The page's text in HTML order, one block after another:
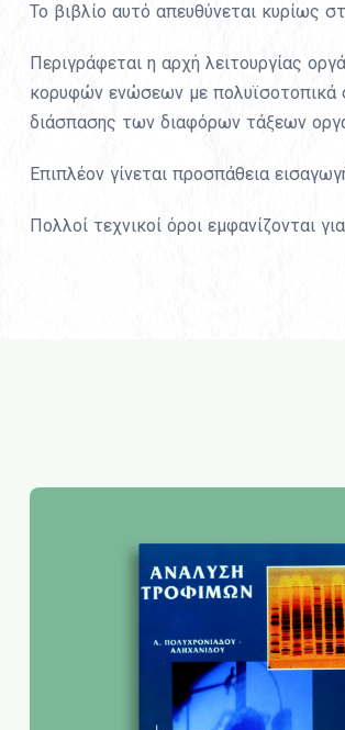
Το βιβλίο αυτό απευθύνεται κυρίως
Περιγράφεται η αρχή λειτουργίας
κορυφών ενώσεων με πολυϊσοτοπικά
διάσπασης των διαφόρων τάξεων
Επιπλέον γίνεται προσπάθεια
Πολλοί τεχνικοί όροι εμφανίζονται